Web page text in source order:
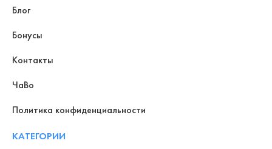
Блог
Бонусы
Контакты
ЧаВо
Политика конфиденциальности
КАТЕГОРИИ